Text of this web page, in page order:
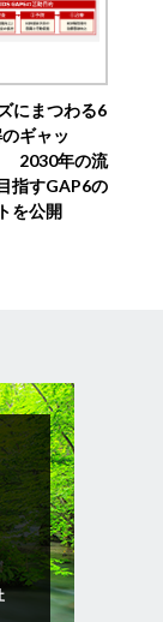
にまつわる6
ギャッ
2030年の流
指すGAP6の
トを公開